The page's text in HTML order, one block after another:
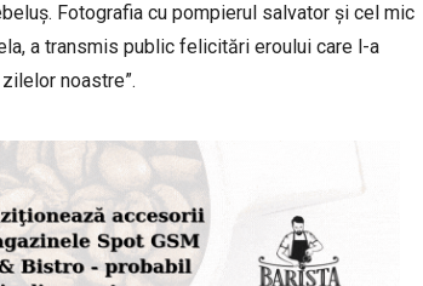
Fotografia cu pompierul salvator și cel mic
a transmis public felicitări eroului care l-a
noastre”.